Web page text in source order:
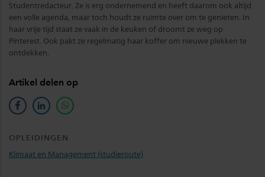
Studentredacteur. Ze is erg ondernemend en heeft daarom ook altijd
een volle agenda, maar toch houdt ze ruimte over om te genieten. In
haar vrije tijd staat ze vaak in de keuken of droomt ze weg op
Pinterest. Ook pakt ze regelmatig haar koffer om nieuwe plekken te
ontdekken.
Artikel delen op
facebooklinkedinwhatsapp
OPLEIDINGEN
Klimaat en Management (studieroute)